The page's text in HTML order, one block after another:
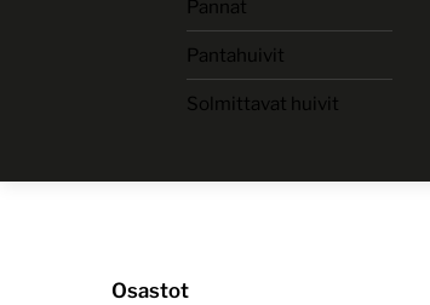
Pannat
Pantahuivit
Solmittavat huivit
Osastot